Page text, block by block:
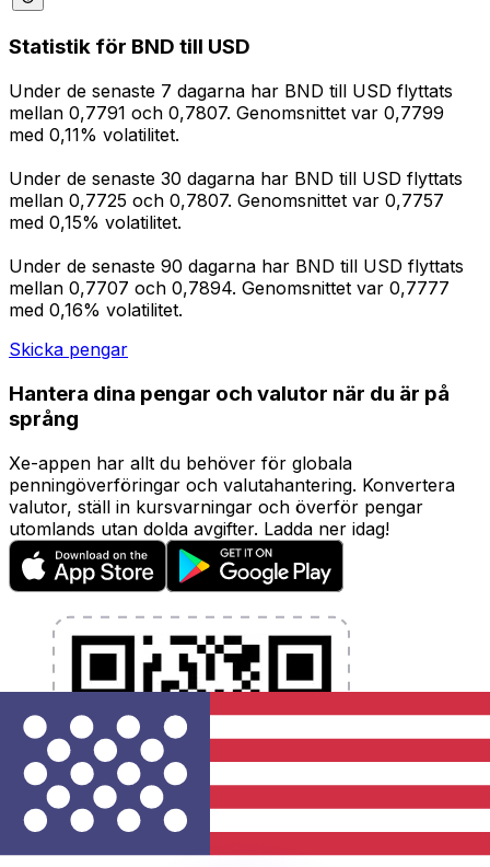
Statistik för BND till USD
Under de senaste 7 dagarna har BND till USD flyttats
mellan 0,7791 och 0,7807. Genomsnittet var 0,7799
med 0,11% volatilitet.
Under de senaste 30 dagarna har BND till USD flyttats
mellan 0,7725 och 0,7807. Genomsnittet var 0,7757
med 0,15% volatilitet.
Under de senaste 90 dagarna har BND till USD flyttats
mellan 0,7707 och 0,7894. Genomsnittet var 0,7777
med 0,16% volatilitet.
Skicka pengar
Hantera dina pengar och valutor när du är på
språng
Xe-appen har allt du behöver för globala
penningöverföringar och valutahantering. Konvertera
valutor, ställ in kursvarningar och överför pengar
utomlands utan dolda avgifter. Ladda ner idag!